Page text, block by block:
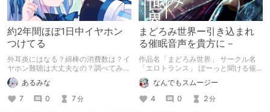
約2年間ほぼ1日中イヤホン
つけてる
外耳炎にはなる？綿棒の消費数は？イ
ヤホン難聴は大丈夫なの？調べてみま
した！
あるみな
7
0 7分
まどろみ世界ー引き込まれ
る催眠音声を貴方に－
作品名「まどろみ世界」 サークル名
「エロトランス」 ぼーっと聞ける催
眠音声って少ない気がするので紹介し
てみた形です。 ダウナー系で、だる
ーんってしたい方オススメ！
なんでもスムージー
4
0 2分